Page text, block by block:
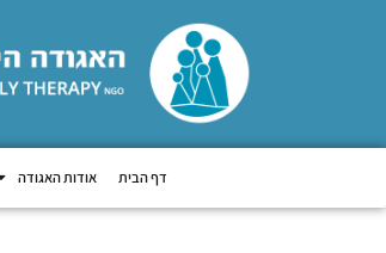
דף הבית אודות האגודה